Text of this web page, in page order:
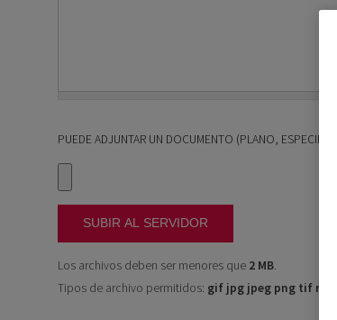
PUEDE ADJUNTAR UN DOCUMENTO (PLANO,
SUBIR AL SERVIDOR
Los archivos deben ser menores que 2 MB.
Tipos de archivo permitidos: gif jpg jpeg png tif rtf